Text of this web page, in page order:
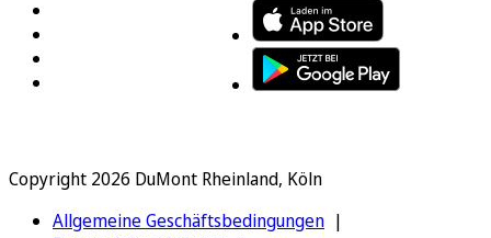
Copyright 2026 DuMont Rheinland, Köln
Allgemeine Geschäftsbedingungen